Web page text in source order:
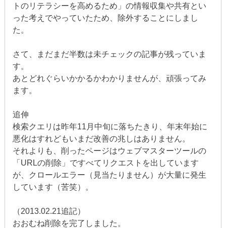
トのリテラシーを高めるため」の情報収集や共有とい
った考えでやっていたため、除外することにしまし
た。
さて、まだまだ半数は未チェックの記事が残っていま
す。
あとどれぐらいかかるかわかりませんが、頑張ってみ
ます。
追伸
検索クエリは昨年11月中旬に落ちたきり、年末年始に
悪化はすれどもいまだ改善の兆しはありません。
それよりも、削ったページはウェブマスターツールの
「URLの削除」ですべてリクエストを出しています
が、クロールエラー（見当たりません）が大量に発生
しています（苦笑）。
（2013.02.21追記）
おおむね削除を完了しました。